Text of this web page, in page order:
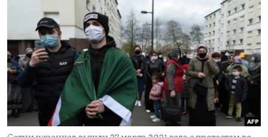
РАСПИСАНИЕ ВЕЩАНИЯ
ПОДПИШИТЕСЬ НА РАССЫЛКУ
СОЦИАЛЬНЫЕ СЕТИ